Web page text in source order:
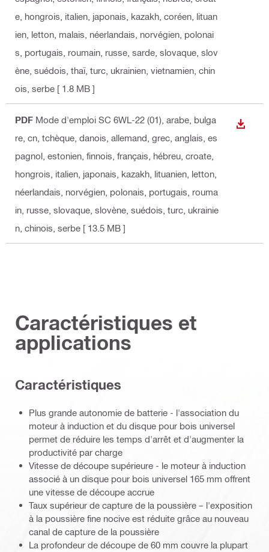
e, hongrois, italien, japonais, kazakh, coréen, lituan
ien, letton, malais, néerlandais, norvégien, polonai
s, portugais, roumain, russe, sarde, slovaque, slov
ène, suédois, thaï, turc, ukrainien, vietnamien, chin
ois, serbe [ 1.8 MB ]
PDF Mode d'emploi SC 6WL-22 (01) , arabe, bulga
re, cn, tchèque, danois, allemand, grec, anglais, es
pagnol, estonien, finnois, français, hébreu, croate,
hongrois, italien, japonais, kazakh, lituanien, letton,
néerlandais, norvégien, polonais, portugais, rouma
in, russe, slovaque, slovène, suédois, turc, ukrainie
n, chinois, serbe [ 13.5 MB ]
Caractéristiques et
applications
Caractéristiques
Plus grande autonomie de batterie - l'association du
moteur à induction et du disque pour bois universel
permet de réduire les temps d'arrêt et d'augmenter la
productivité par charge
Vitesse de découpe supérieure - le moteur à induction
associé à un disque pour bois universel 165 mm offrent
une vitesse de découpe accrue
Taux supérieur de capture de la poussière – l'exposition
à la poussière fine nocive est réduite grâce au nouveau
canal de capture de la poussière
La profondeur de découpe de 60 mm couvre la plupart